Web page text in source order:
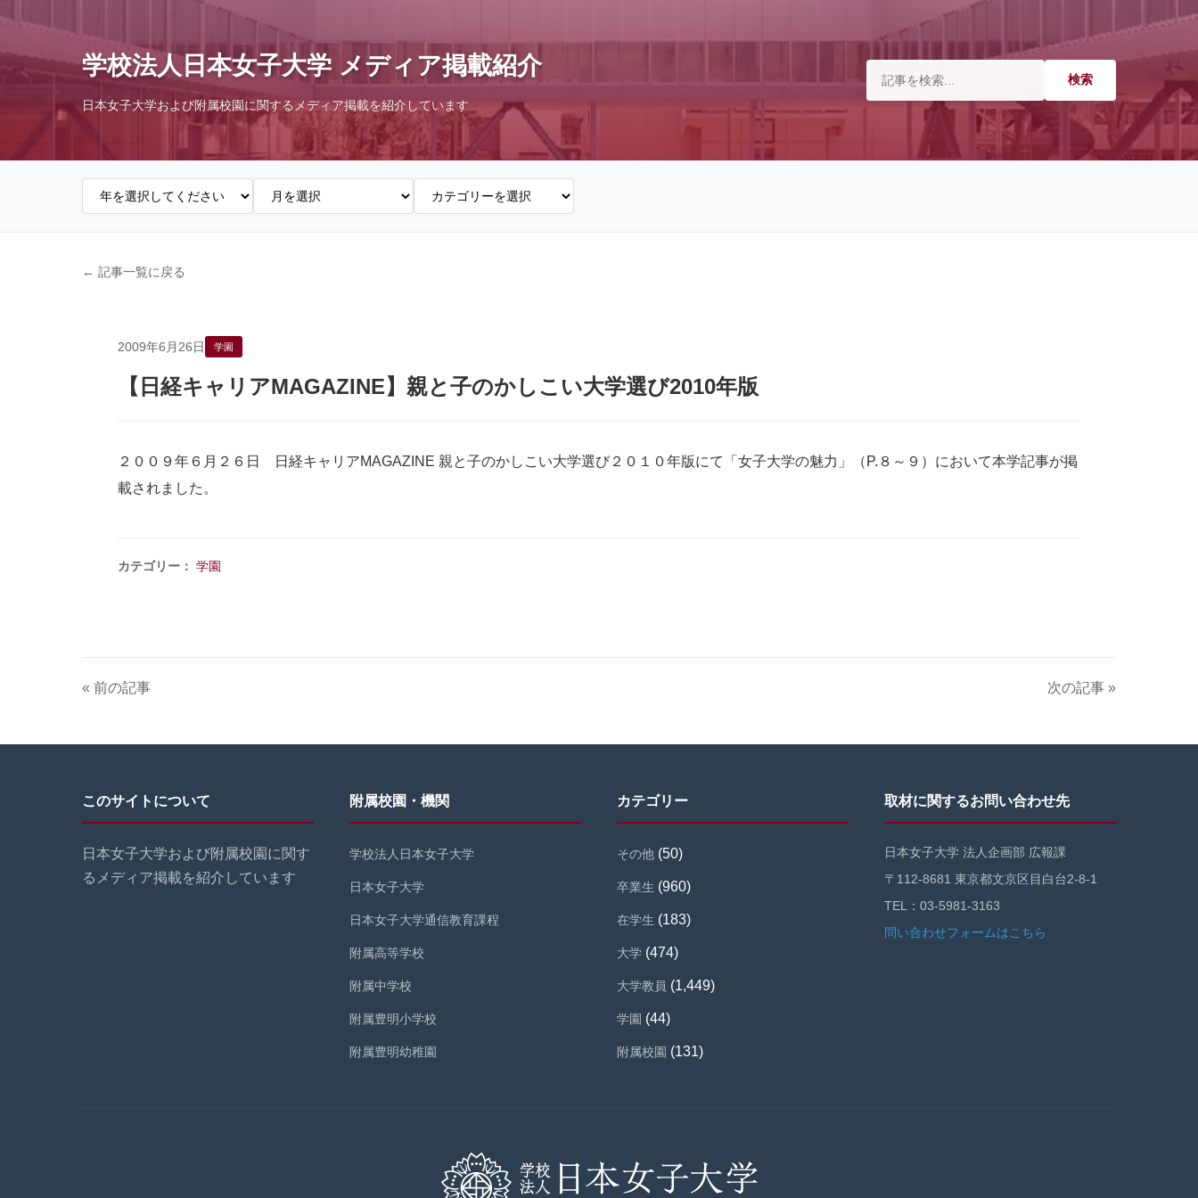
学校法人日本女子大学 メディア掲載紹介
日本女子大学および附属校園に関するメディア掲載を紹介しています
← 記事一覧に戻る
2009年6月26日 学園
【日経キャリアMAGAZINE】親と子のかしこい大学選び2010年版
２００９年６月２６日 日経キャリアMAGAZINE 親と子のかしこい大学選び２０１０年版にて「女子大学の魅力」（P.８～９）において本学記事が掲
載されました。
カテゴリー： 学園
« 前の記事 次の記事 »
このサイトについて
日本女子大学および附属校園に関す
るメディア掲載を紹介しています
附属校園・機関
学校法人日本女子大学
日本女子大学
日本女子大学通信教育課程
附属高等学校
附属中学校
附属豊明小学校
附属豊明幼稚園
カテゴリー
その他 (50)
卒業生 (960)
在学生 (183)
大学 (474)
大学教員 (1,449)
学園 (44)
附属校園 (131)
取材に関するお問い合わせ先
日本女子大学 法人企画部 広報課
〒112-8681 東京都文京区目白台2-8-1
TEL：03-5981-3163
問い合わせフォームはこちら